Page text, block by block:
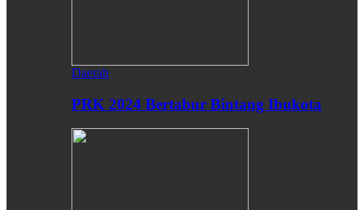
Daerah
PRK 2024 Bertabur Bintang Ibukota